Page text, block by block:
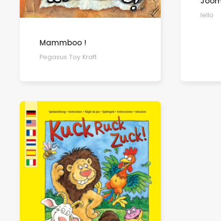
Mammboo !
Pegasus Toy Kraft
Iello